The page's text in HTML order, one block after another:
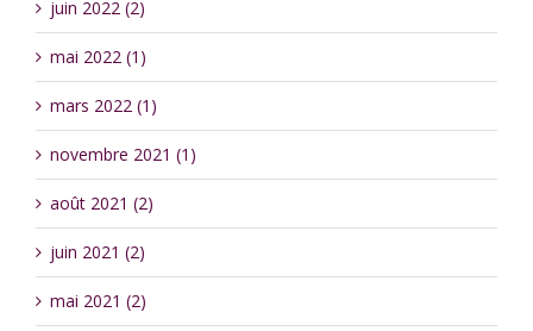
juin 2022 (2)
mai 2022 (1)
mars 2022 (1)
novembre 2021 (1)
août 2021 (2)
juin 2021 (2)
mai 2021 (2)